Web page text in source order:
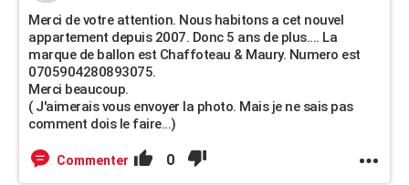
Merci de votre attention. Nous habitons a cet nouvel
appartement depuis 2007. Donc 5 ans de plus.... La
marque de ballon est Chaffoteau & Maury. Numero est
0705904280893075.
Merci beaucoup.
( J'aimerais vous envoyer la photo. Mais je ne sais pas
comment dois le faire...)
Commenter 0